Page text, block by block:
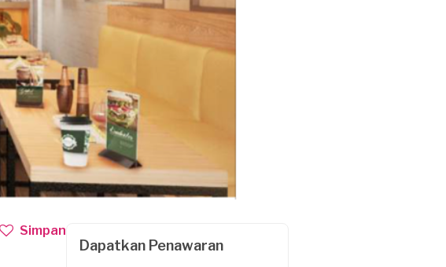
Simpan
Dapatkan Penawaran